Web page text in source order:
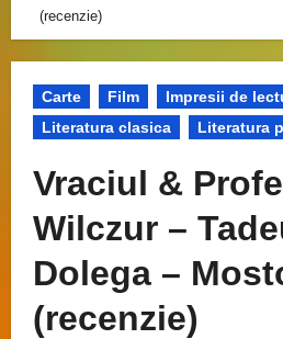
(recenzie)
Carte Film
Impresii de
Literatura clasica
Literatura
Vraciul &
Wilczur –
Dolega –
(recenzie)